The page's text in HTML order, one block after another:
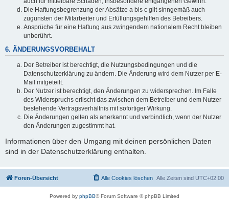
Die Haftungsbegrenzung der Absätze a bis c gilt sinngemäß auch
zugunsten der Mitarbeiter und Erfüllungsgehilfen des Betreibers.
Ansprüche für eine Haftung aus zwingendem nationalem Recht bleiben
unberührt.
6. ÄNDERUNGSVORBEHALT
Der Betreiber ist berechtigt, die Nutzungsbedingungen und die
Datenschutzerklärung zu ändern. Die Änderung wird dem Nutzer per E-
Mail mitgeteilt.
Der Nutzer ist berechtigt, den Änderungen zu widersprechen. Im Falle
des Widerspruchs erlischt das zwischen dem Betreiber und dem Nutzer
bestehende Vertragsverhältnis mit sofortiger Wirkung.
Die Änderungen gelten als anerkannt und verbindlich, wenn der Nutzer
den Änderungen zugestimmt hat.
Informationen über den Umgang mit deinen persönlichen Daten
sind in der Datenschutzerklärung enthalten.
Foren-Übersicht Alle Zeiten sind UTC+02:00
Alle Cookies löschen
Powered by phpBB® Forum Software © phpBB Limited